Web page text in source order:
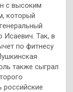
с высоким
который
Так, в
по фитнесу
также сыграл
российские